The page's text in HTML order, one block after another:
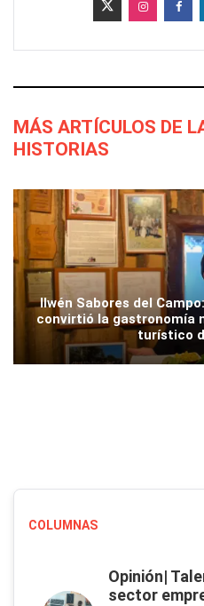
MÁS ARTÍCULOS DE
HISTORIAS
Ilwén Sabores del
convirtió la gastronomía
turístico
COLUMNAS
Opinión|
sector